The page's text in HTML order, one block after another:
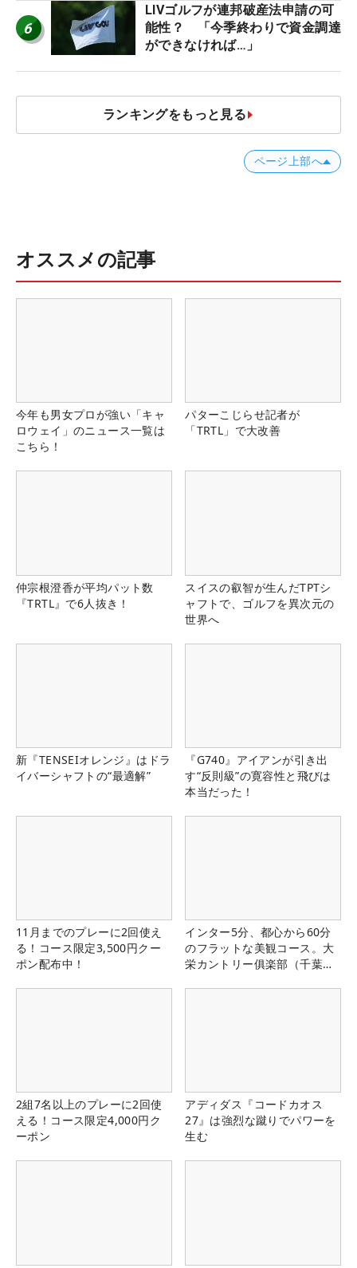
6
LIVゴルフが連邦破産法申請の可
能性？ 「今季終わりで資金調達
ができなければ…」
ランキングをもっと見る
ページ上部へ
オススメの記事
今年も男女プロが強い「キャ
ロウェイ」のニュース一覧は
こちら！
パターこじらせ記者が
「TRTL」で大改善
仲宗根澄香が平均パット数
『TRTL』で6人抜き！
スイスの叡智が生んだTPTシ
ャフトで、ゴルフを異次元の
世界へ
新『TENSEIオレンジ』はドラ
イバーシャフトの“最適解”
『G740』アイアンが引き出
す“反則級”の寛容性と飛びは
本当だった！
11月までのプレーに2回使え
る！コース限定3,500円クー
ポン配布中！
インター5分、都心から60分
のフラットな美観コース。大
栄カントリー俱楽部（千葉
2組7名以上のプレーに2回使
える！コース限定4,000円ク
ーポン
アディダス『コードカオス
27』は強烈な蹴りでパワーを
生む